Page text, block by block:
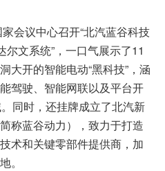
会议中心召开“北汽蓝谷科技
尔文系统”，一口气展示了11
大开的智能电动“黑科技”，涵
驾驶、智能网联以及平台开
同时，还挂牌成立了北汽新
称蓝谷动力），致力于打造
术和关键零部件提供商，加
。